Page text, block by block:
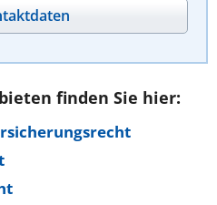
finden Sie hier: